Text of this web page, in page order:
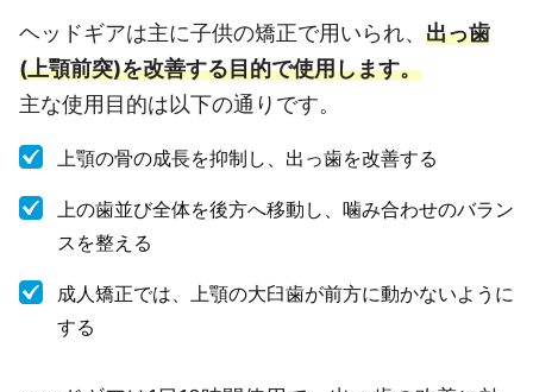
ヘッドギアは主に子供の矯正で用いられ、 出っ歯
(上顎前突)を改善する目的で使用します。
主な使用目的は以下の通りです。
上顎の骨の成長を抑制し、出っ歯を改善する
上の歯並び全体を後方へ移動し、噛み合わせのバラン
スを整える
成人矯正では、上顎の大臼歯が前方に動かないように
する